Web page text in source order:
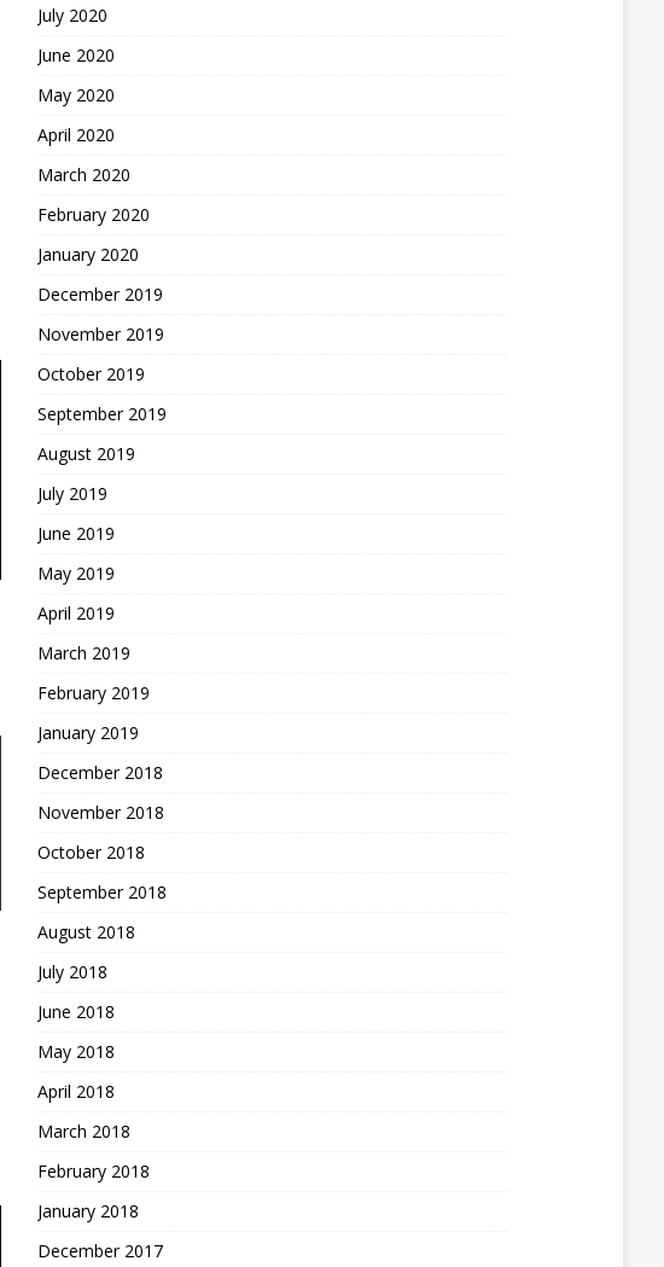
July 2020
June 2020
May 2020
April 2020
March 2020
February 2020
January 2020
December 2019
November 2019
October 2019
September 2019
August 2019
July 2019
June 2019
May 2019
April 2019
March 2019
February 2019
January 2019
December 2018
November 2018
October 2018
September 2018
August 2018
July 2018
June 2018
May 2018
April 2018
March 2018
February 2018
January 2018
December 2017